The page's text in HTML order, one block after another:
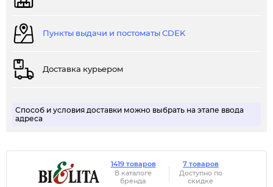
Пункты выдачи и постоматы CDEK
Доставка курьером
Способ и условия доставки можно выбрать на этапе ввода
адреса
1419 товаров
В каталоге
бренда
7 товаров
Доступно по
скидке